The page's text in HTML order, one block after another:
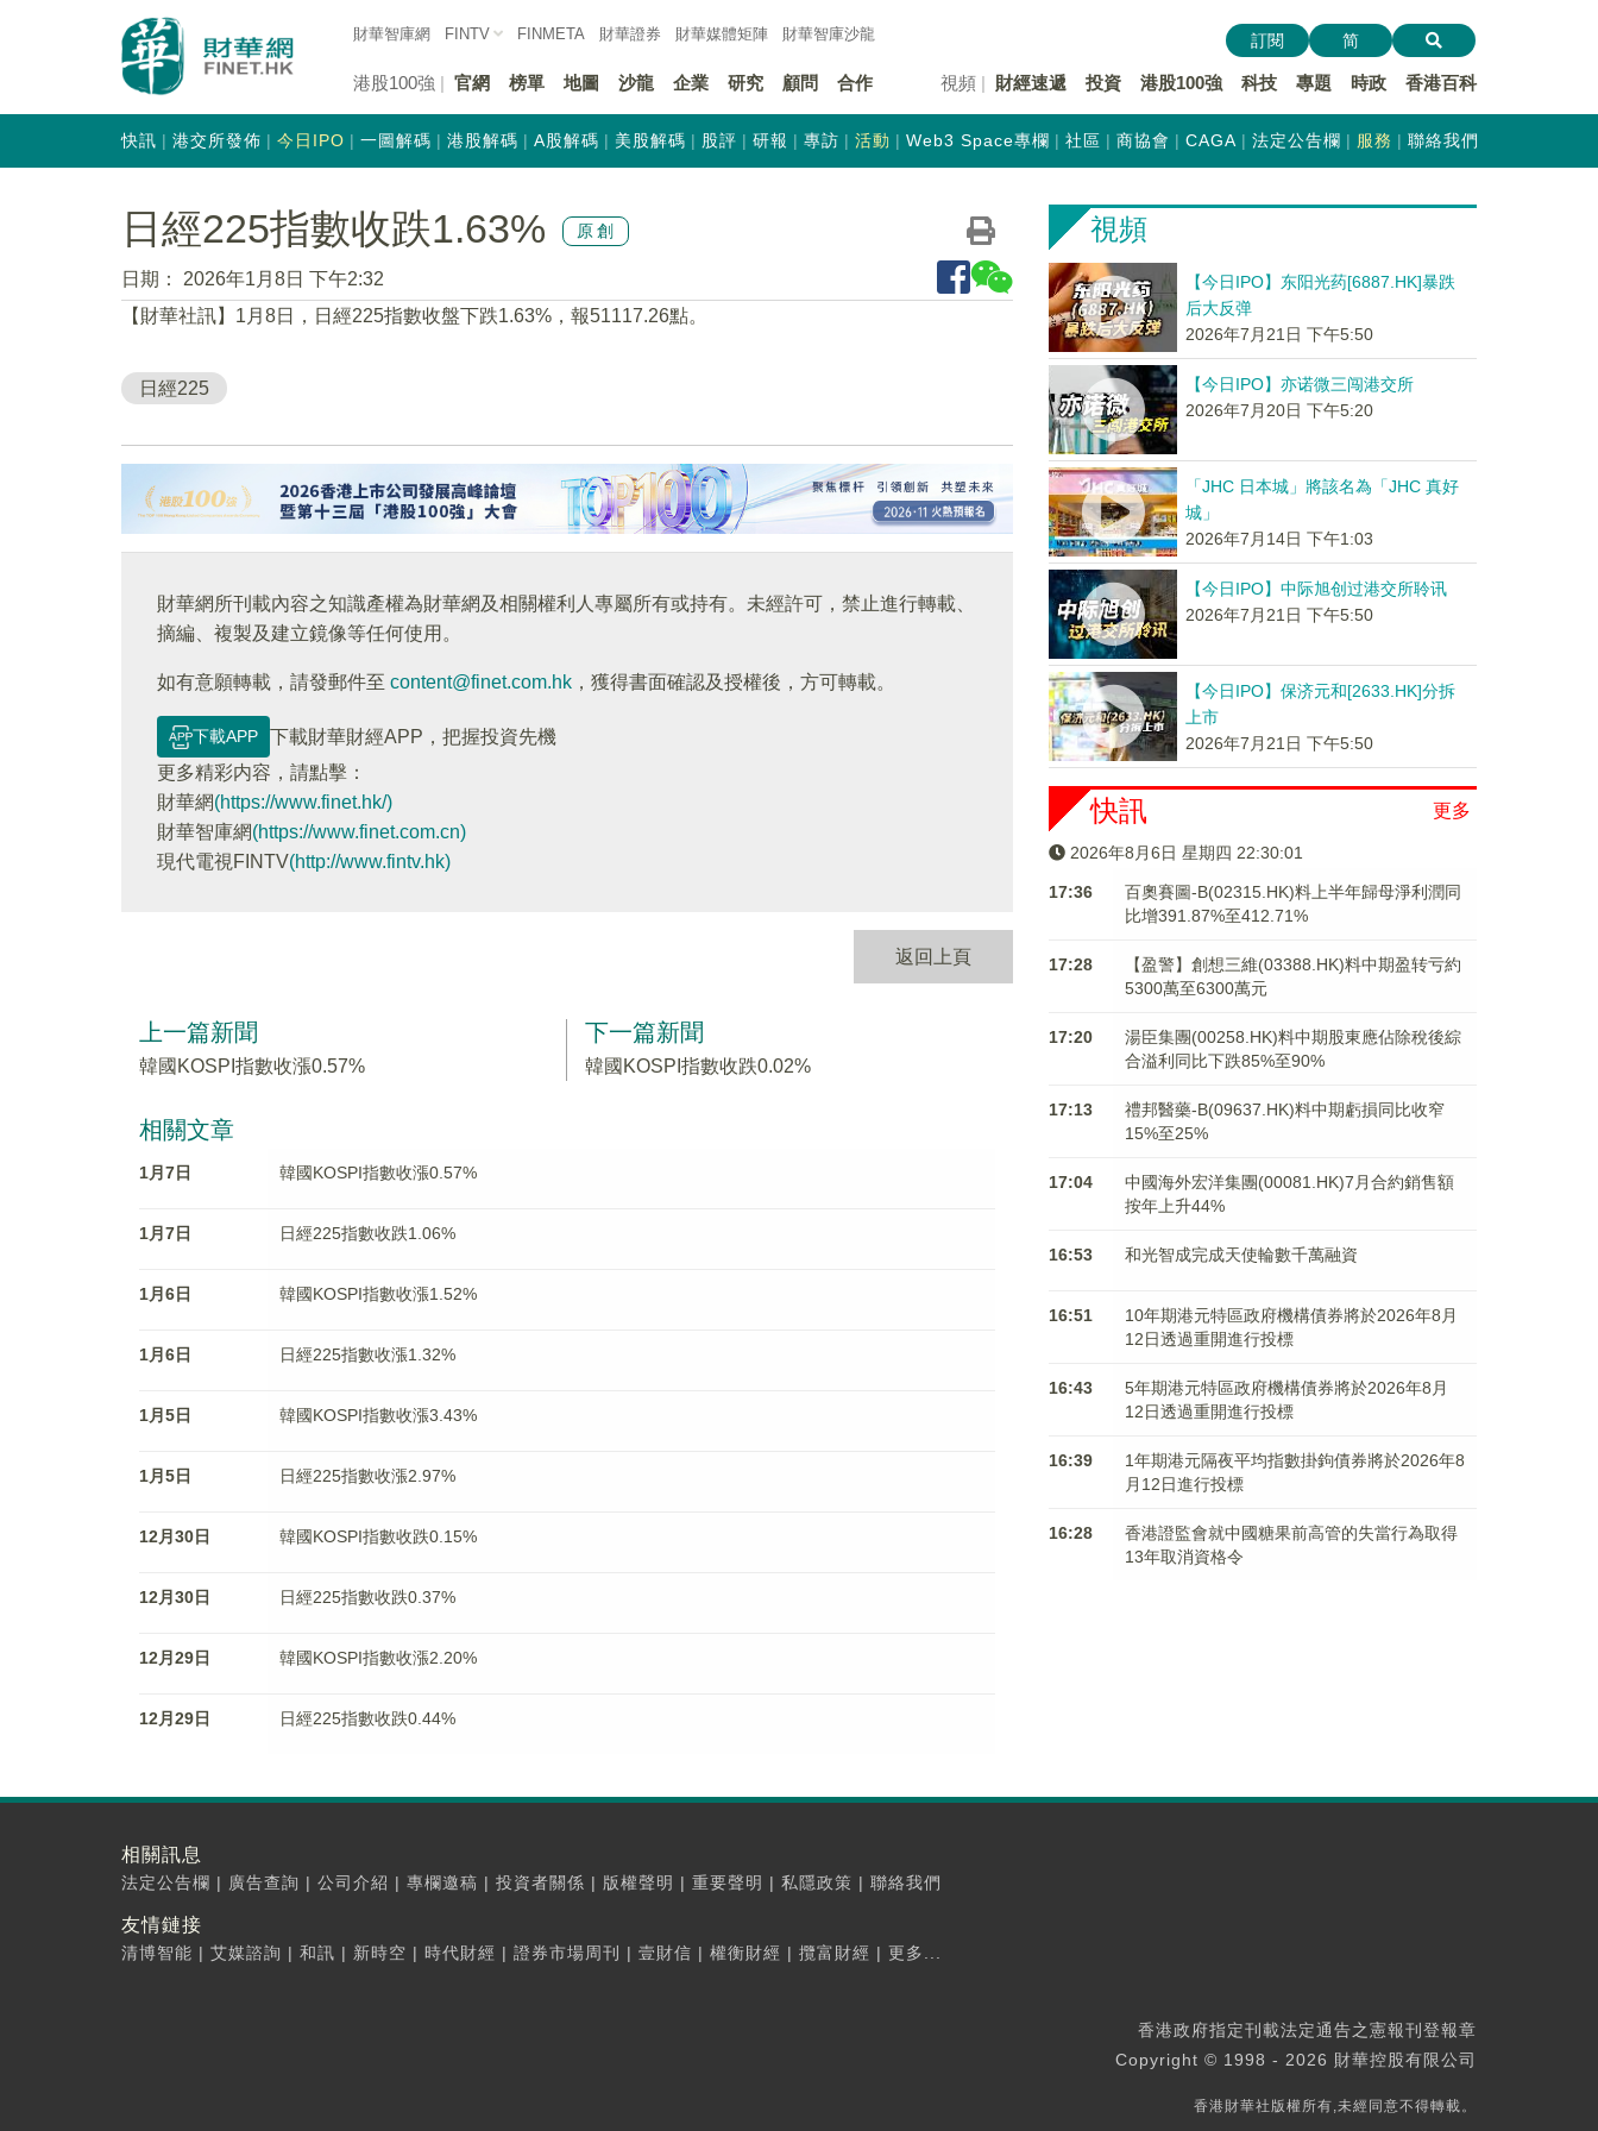
財華智庫網 FINTV FINMETA 財華證券 財華媒體矩陣 財華智庫沙龍
港股100強 官網 榜單 地圖 沙龍 企業 研究 顧問 合作 視頻 財經速遞 投資 港股100強 科技 專題 時政 香港百科
訂閱 简
快訊 港交所發佈 今日IPO 一圖解碼 港股解碼 A股解碼 美股解碼 股評 研報 專訪 活動 Web3 Space專欄 社區 商協會 CAGA 法定公告欄 服務 聯絡我們
日經225指數收跌1.63% 原創
日期：
2026年1月8日 下午2:32
【財華社訊】1月8日，日經225指數收盤下跌1.63%，報51117.26點。
日經225
財華網所刊載內容之知識產權為財華網及相關權利人專屬所有或持有。未經許可，禁止進行轉載、
摘編、複製及建立鏡像等任何使用。
如有意願轉載，請發郵件至 content@finet.com.hk ，獲得書面確認及授權後，方可轉載。
下載APP
下載財華財經APP，把握投資先機
更多精彩内容，請點擊：
財華網(https://www.finet.hk/)
財華智庫網(https://www.finet.com.cn)
現代電視FINTV(http://www.fintv.hk)
返回上頁
上一篇新聞
韓國KOSPI指數收漲0.57%
下一篇新聞
韓國KOSPI指數收跌0.02%
相關文章
1月7日 韓國KOSPI指數收漲0.57%
1月7日 日經225指數收跌1.06%
1月6日 韓國KOSPI指數收漲1.52%
1月6日 日經225指數收漲1.32%
1月5日 韓國KOSPI指數收漲3.43%
1月5日 日經225指數收漲2.97%
12月30日 韓國KOSPI指數收跌0.15%
12月30日 日經225指數收跌0.37%
12月29日 韓國KOSPI指數收漲2.20%
12月29日 日經225指數收跌0.44%
視頻
【今日IPO】东阳光药[6887.HK]暴跌
后大反弹
2026年7月21日 下午5:50
【今日IPO】亦诺微三闯港交所
2026年7月20日 下午5:20
「JHC 日本城」將該名為「JHC 真好
城」
2026年7月14日 下午1:03
【今日IPO】中际旭创过港交所聆讯
2026年7月21日 下午5:50
【今日IPO】保济元和[2633.HK]分拆
上市
2026年7月21日 下午5:50
更多
快訊
2026年8月6日 星期四 22:30:01
17:36
百奧賽圖-B(02315.HK)料上半年歸母淨利潤同
比增391.87%至412.71%
17:28
【盈警】創想三維(03388.HK)料中期盈转亏約
5300萬至6300萬元
17:20
湯臣集團(00258.HK)料中期股東應佔除稅後綜
合溢利同比下跌85%至90%
17:13
禮邦醫藥-B(09637.HK)料中期虧損同比收窄
15%至25%
17:04
中國海外宏洋集團(00081.HK)7月合約銷售額
按年上升44%
16:53 和光智成完成天使輪數千萬融資
16:51
10年期港元特區政府機構債券將於2026年8月
12日透過重開進行投標
16:43
5年期港元特區政府機構債券將於2026年8月
12日透過重開進行投標
16:39
1年期港元隔夜平均指數掛鉤債券將於2026年8
月12日進行投標
16:28
香港證監會就中國糖果前高管的失當行為取得
13年取消資格令
相關訊息
法定公告欄 | 廣告查詢 | 公司介紹 | 專欄邀稿 | 投資者關係 | 版權聲明 | 重要聲明 | 私隱政策 | 聯絡我們
友情鏈接
清博智能 | 艾媒諮詢 | 和訊 | 新時空 | 時代財經 | 證券市場周刊 | 壹財信 | 權衡財經 | 攬富財經 | 更多...
香港政府指定刊載法定通告之憲報刊登報章
Copyright © 1998 - 2026 財華控股有限公司
香港財華社版權所有,未經同意不得轉載。